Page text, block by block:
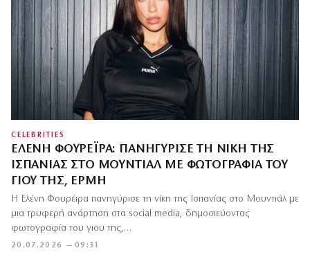
CELEBRITIES
ΕΛΈΝΗ ΦΟΥΡΈΙΡΑ: ΠΑΝΗΓΎΡΙΣΕ ΤΗ ΝΊΚΗ ΤΗΣ
ΙΣΠΑΝΊΑΣ ΣΤΟ ΜΟΥΝΤΙΆΛ ΜΕ ΦΩΤΟΓΡΑΦΊΑ ΤΟΥ
ΓΙΟΥ ΤΗΣ, ΕΡΜΉ
20.07.2026 — 09:31
Η Ελένη Φουρέιρα πανηγύρισε τη νίκη της Ισπανίας στο Μουντιάλ με
μια τρυφερή ανάρτηση στα social media, δημοσιεύοντας
φωτογραφία του γιου της,…